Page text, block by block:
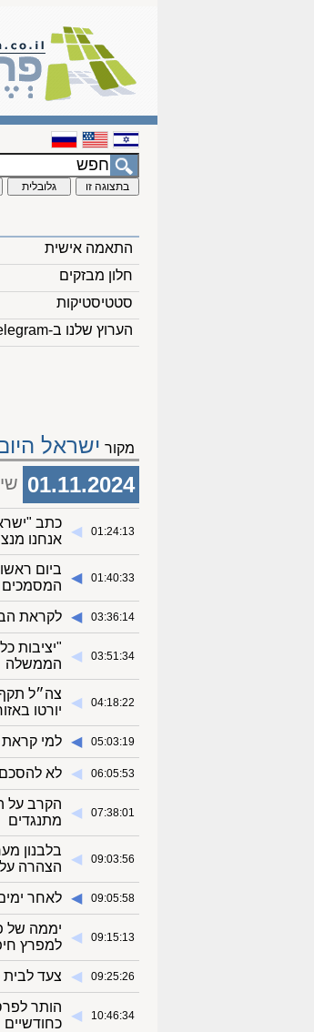
התאמה אישית
חלון מבזקים
סטטיסטיקות
הערוץ שלנו ב-Telegram
מקור ישראל
01.11.2024
01:24:13
◀︎
כתב
אנחנו
01:40:33
◀︎
ביום
המסמכים
03:36:14
◀︎ לקראת
03:51:34
◀︎
"יציבות
הממשלה
04:18:22
◀︎
צה״ל
יורטו
05:03:19
◀︎ למי קראת
06:05:53
◀︎ לא להסכם
07:38:01
◀︎
הקרב על
מתנגדים
09:03:56
◀︎
בלבנון
הצהרה
09:05:58
◀︎ לאחר
09:15:13
◀︎
למפרץ
09:25:26
◀︎ צעד לבית
10:46:34
◀︎
הותר
כחודשיים